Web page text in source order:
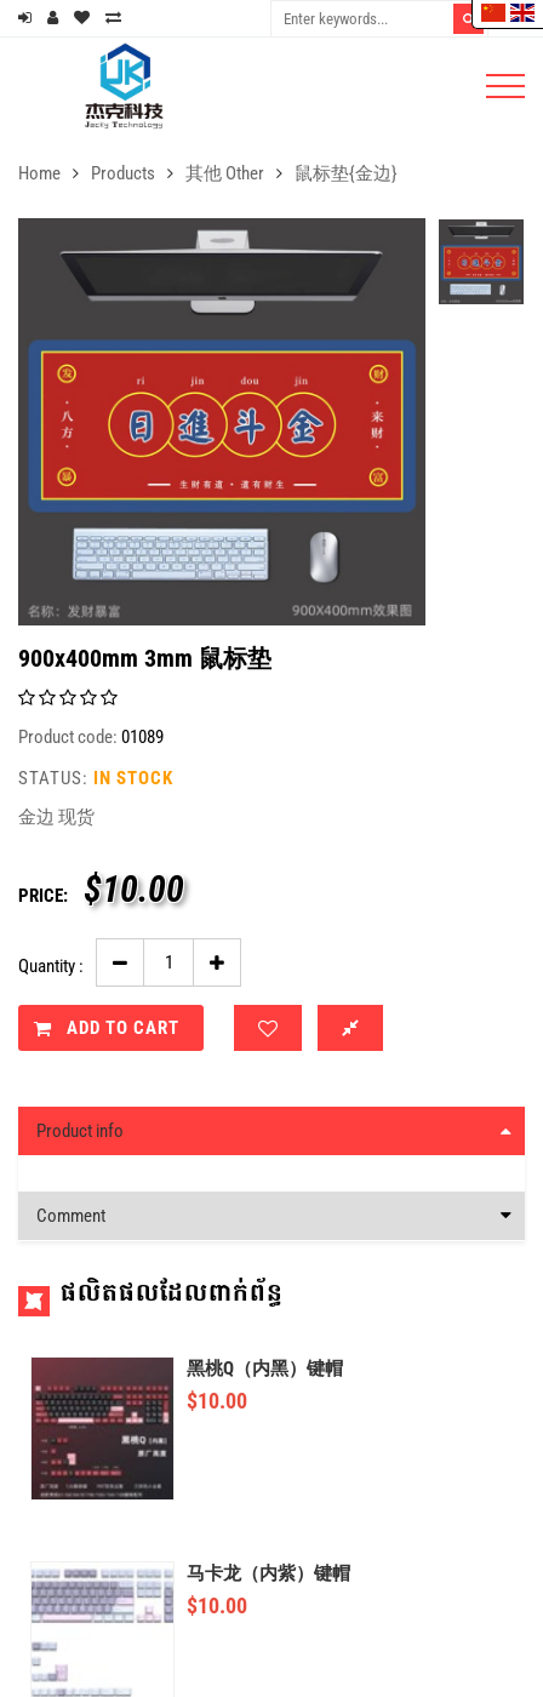
Home Products 其他 Other 鼠标垫{金边}
900x400mm 3mm 鼠标垫
Product code: 01089
STATUS: IN STOCK
金边 现货
PRICE: $10.00
Quantity :
ADD TO CART
Product info
Comment
ផលិតផលដែលពាក់ព័ន្ធ
黑桃Q（内黑）键帽
$10.00
马卡龙（内紫）键帽
$10.00